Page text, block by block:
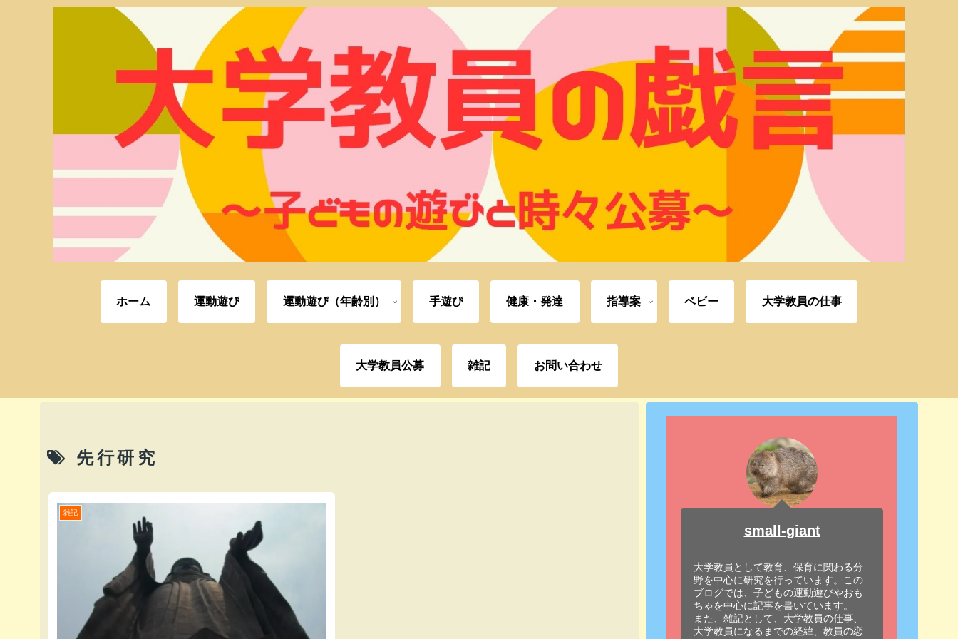
ホーム 運動遊び 運動遊び（年齢別） 手遊び 健康・発達 指導案 ベビー 大学教員の仕事
大学教員公募 雑記 お問い合わせ
先行研究
雑記
small-giant
大学教員として教育、保育に関わる分
野を中心に研究を行っています。この
ブログでは、子どもの運動遊びやおも
ちゃを中心に記事を書いています。
また、雑記として、大学教員の仕事、
大学教員になるまでの経緯、教員の恋